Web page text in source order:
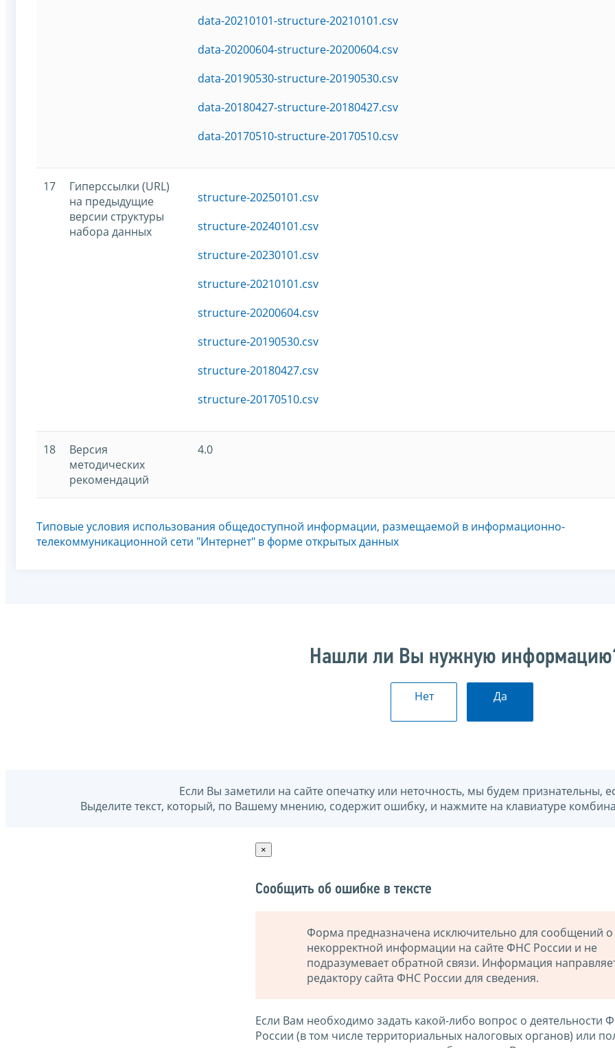
data-20210101-structure-20210101.csv
data-20200604-structure-20200604.csv
data-20190530-structure-20190530.csv
data-20180427-structure-20180427.csv
data-20170510-structure-20170510.csv
17
Гиперссылки (URL)
на предыдущие
версии структуры
набора данных
structure-20250101.csv
structure-20240101.csv
structure-20230101.csv
structure-20210101.csv
structure-20200604.csv
structure-20190530.csv
structure-20180427.csv
structure-20170510.csv
18
Версия
методических
рекомендаций
4.0
Типовые условия использования общедоступной информации, размещаемой в информационно-
телекоммуникационной сети "Интернет" в форме открытых данных
Нашли ли Вы нужную
Нет Да
Если Вы заметили на сайте опечатку или неточность, мы будем признательны,
Выделите текст, который, по Вашему мнению, содержит ошибку, и нажмите на клавиатуре
×
Сообщить об ошибке в тексте
Форма предназначена исключительно для сообщений о
некорректной информации на сайте ФНС России и не
подразумевает обратной связи. Информация
редактору сайта ФНС России для сведения.
Если Вам необходимо задать какой-либо вопрос о деятельности
России (в том числе территориальных налоговых органов) или